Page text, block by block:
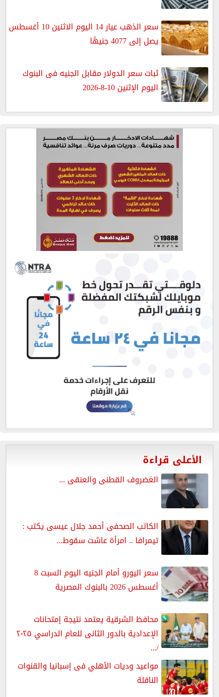
سعر الذهب عيار 14 اليوم الاثنين 10 أغسطس
يصل إلى 4077 جنيهًا
ثبات سعر الدولار مقابل الجنيه فى البنوك
اليوم الإثنين 10-8-2026
الأعلى قراءة
الغضروف القطنى والعنقى ...
الكاتب الصحفى أحمد جلال عيسى يكتب :
تيمرافا .. امرأة عاشت سقوط...
سعر اليورو أمام الجنيه اليوم السبت 8
أغسطس 2026 بالبنوك المصرية
محافظ الشرقية يعتمد نتيجة إمتحانات
الإعدادية بالدور الثانى للعام الدراسي ٢٠٢٥
/...
مواعيد وديات الأهلي فى إسبانيا والقنوات
الناقلة